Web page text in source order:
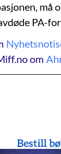
må
PA-
om
Bestill